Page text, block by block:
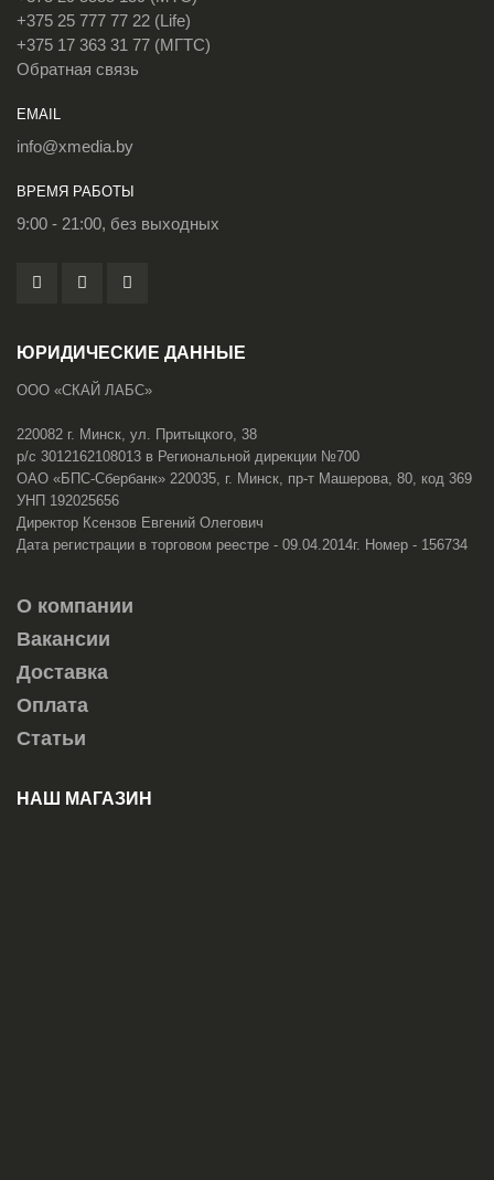
+375 25 777 77 22 (Life)
+375 17 363 31 77 (МГТС)
Обратная связь
EMAIL
info@xmedia.by
ВРЕМЯ РАБОТЫ
9:00 - 21:00, без выходных
ЮРИДИЧЕСКИЕ ДАННЫЕ
ООО «СКАЙ ЛАБС»
220082 г. Минск, ул. Притыцкого, 38
р/с 3012162108013 в Региональной дирекции №700
ОАО «БПС-Сбербанк» 220035, г. Минск, пр-т Машерова, 80, код 369
УНП 192025656
Директор Ксензов Евгений Олегович
Дата регистрации в торговом реестре - 09.04.2014г. Номер - 156734
О компании
Вакансии
Доставка
Оплата
Статьи
НАШ МАГАЗИН